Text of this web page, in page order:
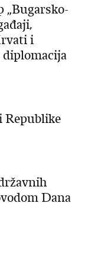
i
Republike
Dana